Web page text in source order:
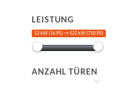
LEISTUNG
12 kW (16 PS) →522 kW (710 PS)
ANZAHL TÜREN